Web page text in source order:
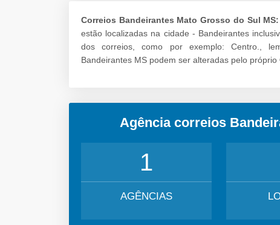
Correios Bandeirantes Mato Grosso do Sul MS:
estão localizadas na cidade - Bandeirantes
dos correios, como por exemplo: Centro.,
Bandeirantes MS podem ser alteradas pelo próprio
Agência correios
1
AGÊNCIAS